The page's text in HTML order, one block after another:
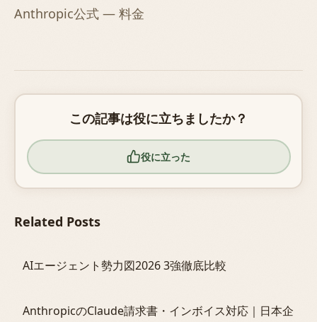
Anthropic公式 — 料金
この記事は役に立ちましたか？
役に立った
Related Posts
AIエージェント勢力図2026 3強徹底比較
AnthropicのClaude請求書・インボイス対応｜日本企